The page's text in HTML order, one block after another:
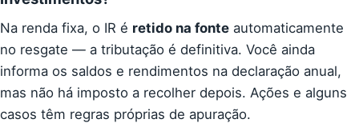
Na renda fixa, o IR é retido na fonte automaticamente
no resgate — a tributação é definitiva. Você ainda
informa os saldos e rendimentos na declaração anual,
mas não há imposto a recolher depois. Ações e alguns
casos têm regras próprias de apuração.